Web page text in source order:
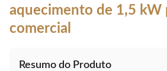
aquecimento de 1,5 kW
comercial
Resumo do Produto